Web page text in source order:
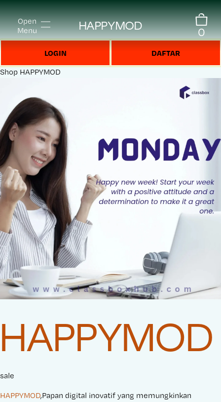
Open
Menu
HAPPYMOD 0
LOGIN DAFTAR
Shop HAPPYMOD
HAPPYMOD
sale
HAPPYMOD,Papan digital inovatif yang memungkinkan